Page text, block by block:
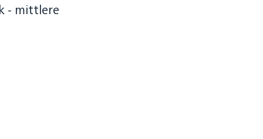
- mittlere